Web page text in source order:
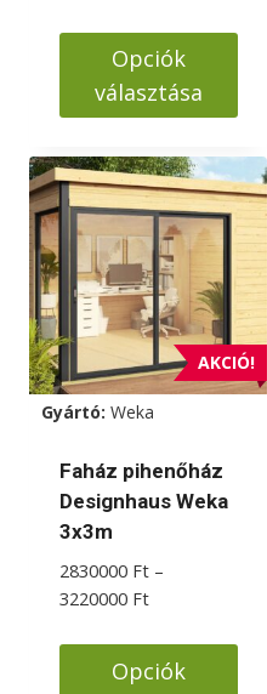
-
5290000 Ft
Opciók
választása
a
terméknek
több
variációja
van.
A
változatok
a
termékoldalon
választhatók
ki
AKCIÓ!
Gyártó: Weka
Faház pihenőház
Designhaus Weka
3x3m
2830000 Ft –
3220000 FtÁrtartomány:
-
3220000 Ft
Opciók